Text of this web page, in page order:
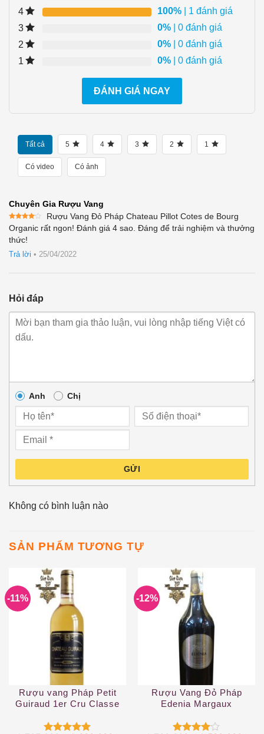
4
100% | 1 đánh giá
3
0% | 0 đánh giá
2
0% | 0 đánh giá
1
0% | 0 đánh giá
ĐÁNH GIÁ NGAY
Tất cả 5 4 3 2 1
Có video Có ảnh
Chuyên Gia Rượu Vang
Được
xếp
hạng4
Rượu Vang Đỏ Pháp Chateau Pillot Cotes de Bourg
Organic rất ngon! Đánh giá 4 sao. Đáng để trải nghiệm và thưởng
thức!
Trả lời • 25/04/2022
Hỏi đáp
Anh Chị
GỬI
Không có bình luận nào
SẢN PHẨM TƯƠNG TỰ
-11%
Rượu vang Pháp Petit
Guiraud 1er Cru Classe
-12%
Rượu Vang Đỏ Pháp
Edenia Margaux